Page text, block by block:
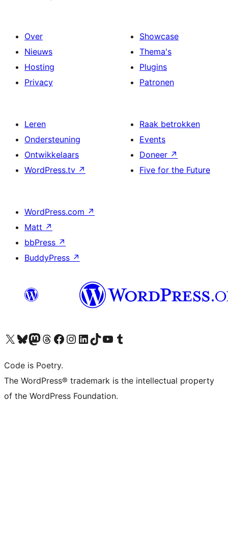
Over
Nieuws
Hosting
Privacy
Showcase
Thema's
Plugins
Patronen
Leren
Ondersteuning
Ontwikkelaars
WordPress.tv ↗
Raak betrokken
Events
Doneer ↗
Five for the Future
WordPress.com ↗
Matt ↗
bbPress ↗
BuddyPress ↗
Bezoek ons X (voorheen Twitter) account
Bezoek onze Bluesky account
Bezoek ons Mastodon account
Bezoek onze Threads account
Onze Facebookpagina bezoeken
Bezoek onze Instagram account
Bezoek onze LinkedIn account
Bezoek onze TikTok account
Bezoek ons YouTube kanaalBezoek onze Tumblr account
Code is Poetry.
The WordPress® trademark is the intellectual property
of the WordPress Foundation.